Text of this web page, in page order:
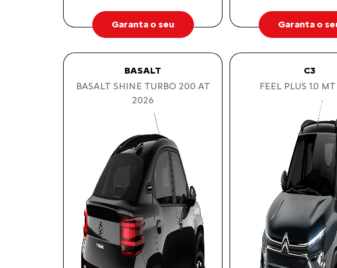
Garanta o seu Garanta o
BASALT
BASALT SHINE TURBO 200 AT
2026
C3
FEEL PLUS 1.0